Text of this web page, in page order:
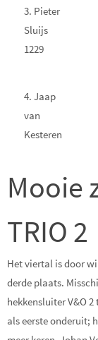
3. Pieter
Sluijs
1229
4. Jaap
van
Kesteren
Mooie
TRIO 2
Het viertal is door
derde plaats.
hekkensluiter V&O
als eerste onderuit;